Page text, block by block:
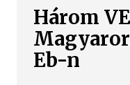
Három
Eb-n